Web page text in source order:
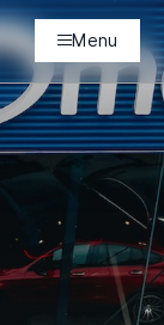
Menu